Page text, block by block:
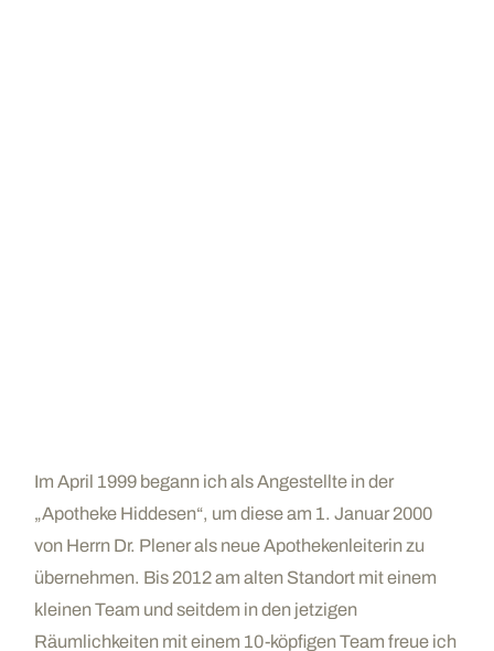
Im April 1999 begann ich als Angestellte in der
„Apotheke Hiddesen“, um diese am 1. Januar 2000
von Herrn Dr. Plener als neue Apothekenleiterin zu
übernehmen. Bis 2012 am alten Standort mit einem
kleinen Team und seitdem in den jetzigen
Räumlichkeiten mit einem 10-köpfigen Team freue ich